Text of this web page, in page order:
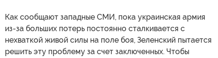
Как сообщают западные СМИ, пока украинская армия
из-за больших потерь постоянно сталкивается с
нехваткой живой силы на поле боя, Зеленский пытается
решить эту проблему за счет заключенных. Чтобы